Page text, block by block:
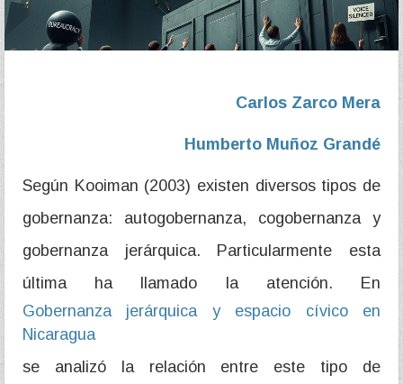
Carlos Zarco Mera
Humberto Muñoz Grandé
Según Kooiman (2003) existen diversos tipos de
gobernanza: autogobernanza, cogobernanza y
gobernanza jerárquica. Particularmente esta
última ha llamado la atención. En
Gobernanza jerárquica y espacio cívico en
Nicaragua
se analizó la relación entre este tipo de